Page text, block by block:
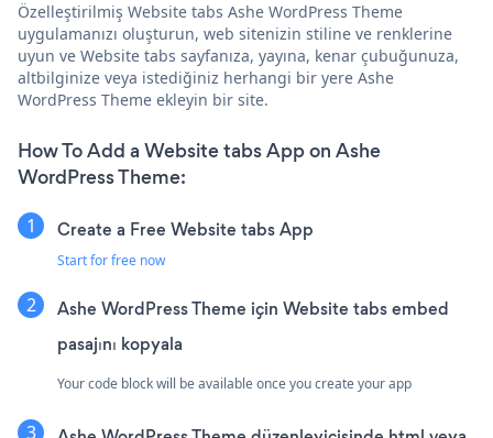
Özelleştirilmiş Website tabs Ashe WordPress Theme
uygulamanızı oluşturun, web sitenizin stiline ve renklerine
uyun ve Website tabs sayfanıza, yayına, kenar çubuğunuza,
altbilginize veya istediğiniz herhangi bir yere Ashe
WordPress Theme ekleyin bir site.
How To Add a Website tabs App on Ashe
WordPress Theme:
Create a Free Website tabs App
Start for free now
Ashe WordPress Theme için Website tabs embed
pasajını kopyala
Your code block will be available once you create your app